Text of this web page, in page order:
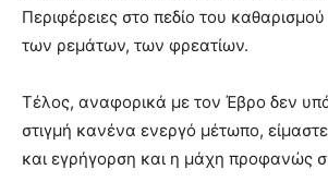
Περιφέρειες στο πεδίο του
των ρεμάτων, των φρεατίων.
Τέλος, αναφορικά με τον Έβρο δεν
στιγμή κανένα ενεργό μέτωπο,
και εγρήγορση και η μάχη προφανώς